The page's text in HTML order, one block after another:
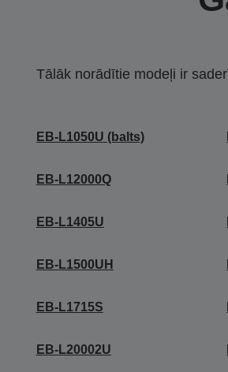
Tālāk norādītie modeļi ir
EB-L1050U (balts)
EB-L12000Q
EB-L1405U
EB-L1500UH
EB-L1715S
EB-L20002U